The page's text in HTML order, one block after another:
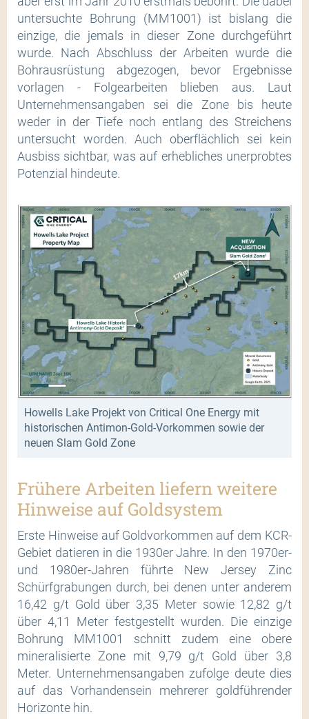
untersuchte Bohrung (MM1001) ist bislang die
einzige, die jemals in dieser Zone durchgeführt
wurde. Nach Abschluss der Arbeiten wurde die
Bohrausrüstung abgezogen, bevor Ergebnisse
vorlagen - Folgearbeiten blieben aus. Laut
Unternehmensangaben sei die Zone bis heute
weder in der Tiefe noch entlang des Streichens
untersucht worden. Auch oberflächlich sei kein
Ausbiss sichtbar, was auf erhebliches unerprobtes
Potenzial hindeute.
Howells Lake Projekt von Critical One Energy mit
historischen Antimon-Gold-Vorkommen sowie der
neuen Slam Gold Zone
Frühere Arbeiten liefern weitere
Hinweise auf Goldsystem
Erste Hinweise auf Goldvorkommen auf dem KCR-
Gebiet datieren in die 1930er Jahre. In den 1970er-
und 1980er-Jahren führte New Jersey Zinc
Schürfgrabungen durch, bei denen unter anderem
16,42 g/t Gold über 3,35 Meter sowie 12,82 g/t
über 4,11 Meter festgestellt wurden. Die einzige
Bohrung MM1001 schnitt zudem eine obere
mineralisierte Zone mit 9,79 g/t Gold über 3,8
Meter. Unternehmensangaben zufolge deute dies
auf das Vorhandensein mehrerer goldführender
Horizonte hin.